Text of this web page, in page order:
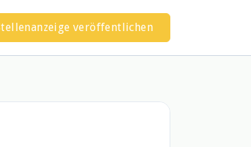
veröffentlichen